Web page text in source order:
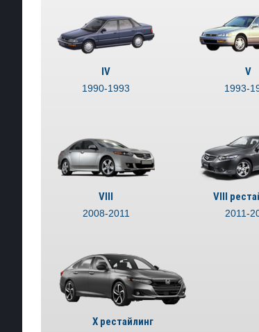
IV
1990-1993
V
1993-
VIII
2008-2011
VIII
2011-
X рестайлинг